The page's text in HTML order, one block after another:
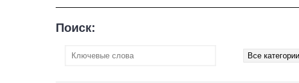
Поиск: